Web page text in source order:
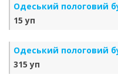
Одеський пологовий
15 уп
Одеський пологовий
315 уп